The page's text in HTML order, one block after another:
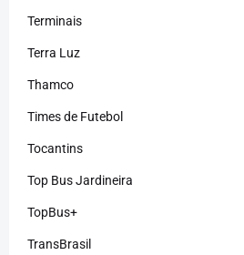
Terminais
Terra Luz
Thamco
Times de Futebol
Tocantins
Top Bus Jardineira
TopBus+
TransBrasil